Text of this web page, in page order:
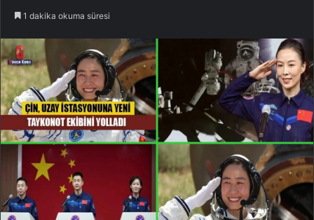
1 dakika okuma süresi